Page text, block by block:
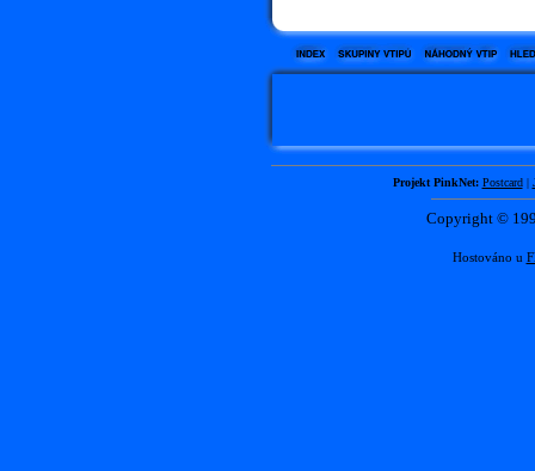
Projekt PinkNet: Postcard|
Copyright ©
Hostováno u